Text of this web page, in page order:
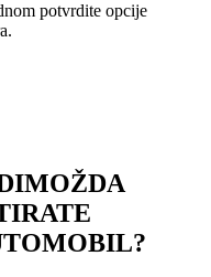
potvrdite opcije
MOŽDA